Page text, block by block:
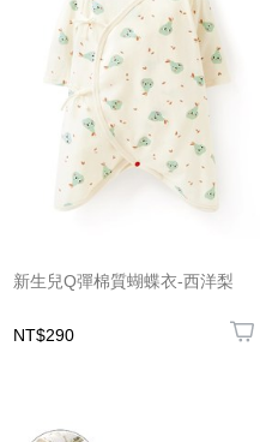
新生兒Q彈棉質蝴蝶衣-西洋梨
NT$290